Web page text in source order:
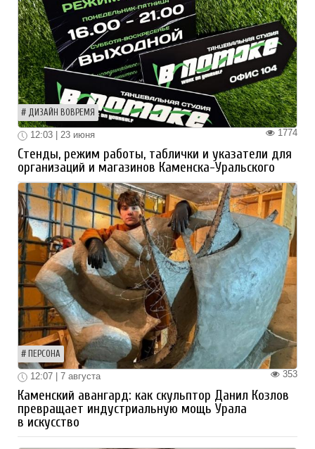
ДИЗАЙН ВОВРЕМЯ
1774
12:03 | 23 июня
Стенды, режим работы, таблички и указатели для
организаций и магазинов Каменска-Уральского
ПЕРСОНА
353
12:07 | 7 августа
Каменский авангард: как скульптор Данил Козлов
превращает индустриальную мощь Урала
в искусство